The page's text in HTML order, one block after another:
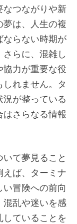
なつながりや新
は、人生の複
ならない時期が
らに、混雑し
力が重要な役
れません。タ
が整っている
さらなる情報
て夢見ること
ば、ターミナ
冒険への前向
混乱や迷いを感
していることを